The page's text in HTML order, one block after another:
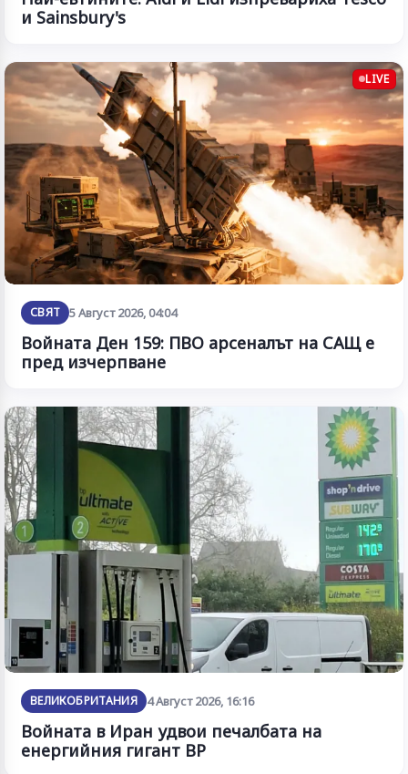
и Sainsbury's
LIVE
СВЯТ 5 Август 2026, 04:04
Войната Ден 159: ПВО арсеналът на САЩ е
пред изчерпване
ВЕЛИКОБРИТАНИЯ 4 Август 2026, 16:16
Войната в Иран удвои печалбата на
енергийния гигант BP